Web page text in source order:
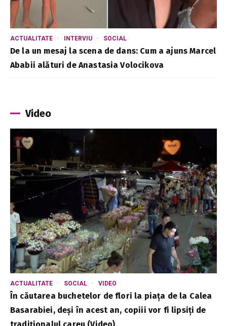
ACTUALITATE INTERVIU SOCIAL
De la un mesaj la scena de dans: Cum a ajuns Marcel
Ababii alături de Anastasia Volocikova
Video
ACTUALITATE SOCIAL VIDEO
În căutarea buchetelor de flori la piața de la Calea
Basarabiei, deși în acest an, copiii vor fi lipsiți de